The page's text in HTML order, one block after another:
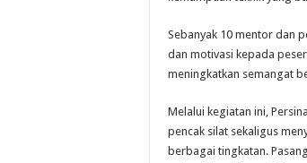
Sebanyak 10 mentor dan
dan motivasi kepada
meningkatkan semangat
Melalui kegiatan ini,
pencak silat sekaligus
berbagai tingkatan.